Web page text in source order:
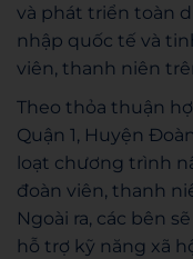
và phát triển toàn
nhập quốc tế và
viên, thanh niên
Theo thỏa thuận
Quận 1, Huyện
loạt chương trình
đoàn viên, thanh
Ngoài ra, các bên
hỗ trợ kỹ năng xã